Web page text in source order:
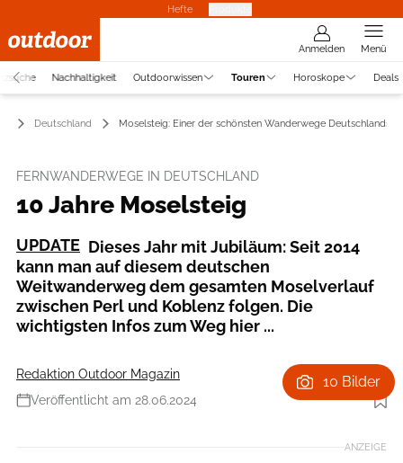
Hefte
Anmelden Menü
Nachhaltigkeit Outdoorwissen Touren Horoskope Deals
Deutschland Moselsteig: Einer der schönsten Wanderwege Deutschlands?
FERNWANDERWEGE IN DEUTSCHLAND
10 Jahre Moselsteig
UPDATE Dieses Jahr mit Jubiläum: Seit 2014
kann man auf diesem deutschen
Weitwanderweg dem gesamten Moselverlauf
zwischen Perl und Koblenz folgen. Die
wichtigsten Infos zum Weg hier ...
Redaktion Outdoor Magazin
Veröffentlicht am 28.06.2024
Foto: D. Ketz, Rheinland-Pfalz Tourismus GmbH
10 Bilder
ANZEIGE